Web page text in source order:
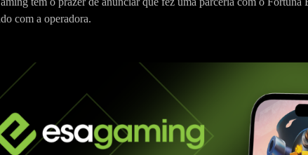
com a operadora.